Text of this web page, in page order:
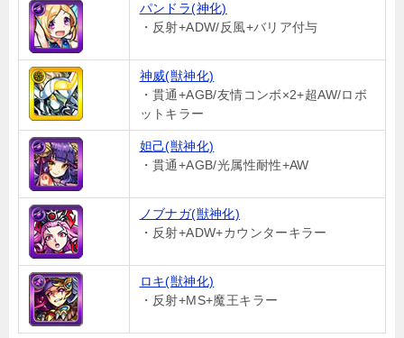
パンドラ(神化)
・反射+ADW/反風+バリア付与
神威(獣神化)
・貫通+AGB/友情コンボ×2+超AW/ロボ
ットキラー
妲己(獣神化)
・貫通+AGB/光属性耐性+AW
ノブナガ(獣神化)
・反射+ADW+カウンターキラー
ロキ(獣神化)
・反射+MS+魔王キラー